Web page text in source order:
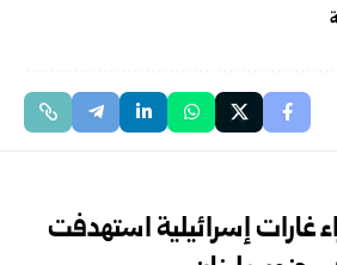
غارات إسرائيلية استهدفت